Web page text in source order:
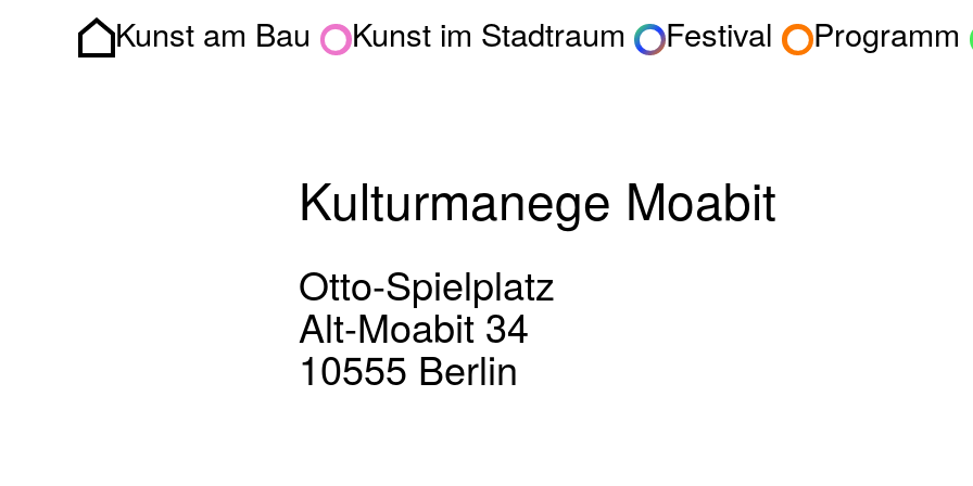
Homepage
Kunst am Bau Kunst im Stadtraum Festival Programm
Kulturmanege Moabit
Otto-Spielplatz
Alt-Moabit 34
10555 Berlin